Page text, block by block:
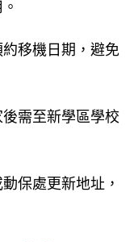
移機日期，避免
需至新學區學校
保處更新地址，